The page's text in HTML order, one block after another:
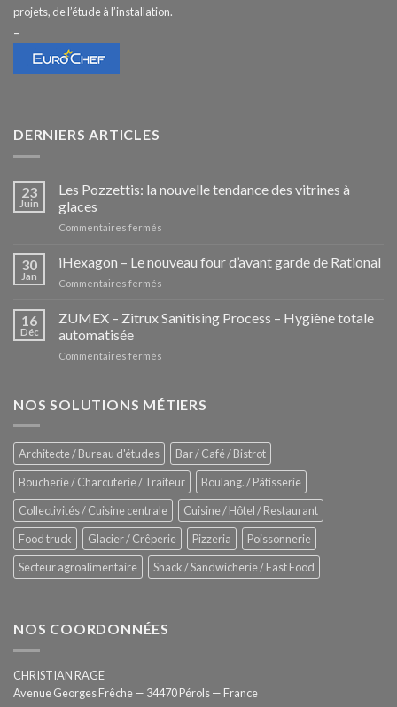
projets, de l’étude à l’installation.
–
DERNIERS ARTICLES
23
Juin
Les Pozzettis: la nouvelle tendance des vitrines à
glaces
Commentaires fermés
Pozzettis:
la
des
30
Jan
iHexagon – Le nouveau four d’avant garde de Rational
Commentaires fermés
–
Le
de
16
Déc
ZUMEX – Zitrux Sanitising Process – Hygiène totale
automatisée
Commentaires fermés
Zitrux
–
Hygiène
totale
automatisée
NOS SOLUTIONS MÉTIERS
Architecte / Bureau d'études
Bar / Café / Bistrot
Boucherie / Charcuterie / Traiteur
Boulang. / Pâtisserie
Collectivités / Cuisine centrale
Cuisine / Hôtel / Restaurant
Food truck
Glacier / Crêperie Pizzeria
Poissonnerie
Secteur agroalimentaire
Snack / Sandwicherie / Fast Food
NOS COORDONNÉES
CHRISTIAN RAGE
Avenue Georges Frêche — 34470 Pérols — France